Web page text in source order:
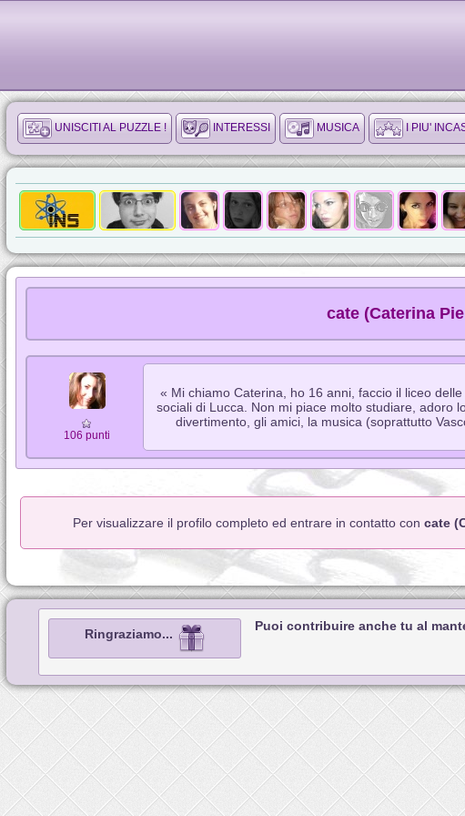
UNISCITI AL PUZZLE ! INTERESSI MUSICA I PIU'
cate (Caterina
106 punti
« Mi chiamo Caterina, ho 16 anni, faccio il liceo delle
sociali di Lucca. Non mi piace molto studiare, adoro
divertimento, gli amici, la musica (soprattutto
Per visualizzare il profilo completo ed entrare in contatto con cate
Ringraziamo...
Puoi contribuire anche tu al